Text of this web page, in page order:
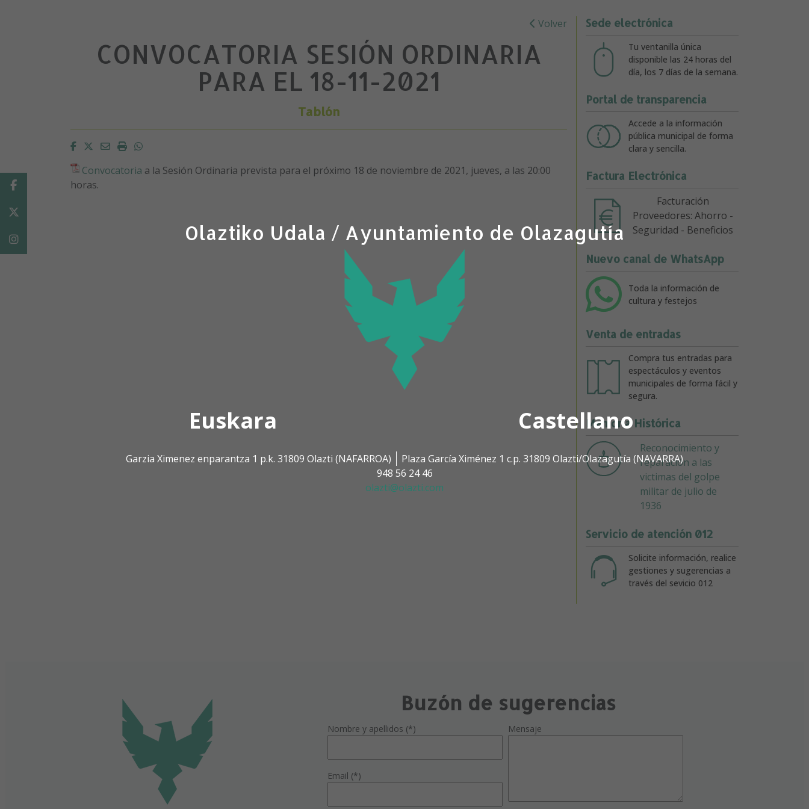
Olaztiko Udala / Ayuntamiento de Olazagutía
Euskara Castellano
Garzia Ximenez enparantza 1 p.k. 31809 Olazti (NAFARROA)
Plaza García Ximénez 1 c.p. 31809 Olazti/Olazagutía (NAVARRA)
948 56 24 46
olazti@olazti.com
Volver
CONVOCATORIA SESIÓN ORDINARIA
PARA EL 18-11-2021
Tablón
Facebook
Twitter
EmailImprimirWhatsapp
Convocatoria a la Sesión Ordinaria prevista para el próximo 18 de noviembre de 2021, jueves, a las 20:00
horas.
Sede electrónica
Tu ventanilla única
disponible las 24 horas del
día, los 7 días de la semana.
Portal de transparencia
Accede a la información
pública municipal de forma
clara y sencilla.
Factura Electrónica
Facturación
Proveedores: Ahorro -
Seguridad - Beneficios
Nuevo canal de WhatsApp
Toda la información de
cultura y festejos
Venta de entradas
Compra tus entradas para
espectáculos y eventos
municipales de forma fácil y
segura.
Memoria Histórica
Reconocimiento y
reparación a las
victimas del golpe
militar de julio de
1936
Servicio de atención 012
Solicite información, realice
gestiones y sugerencias a
través del sevicio 012
Facebook
Instagram
Buzón de sugerencias
Nombre y apellidos (*)
Email (*)
Mensaje